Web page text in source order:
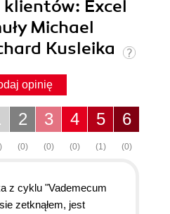
Excel
Michael
Kusleika
opinię
6
(0)
5
(1)
4
(0)
3
(0)
2
(0)
z cyklu "Vademecum
zetknąłem, jest